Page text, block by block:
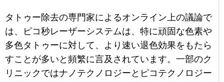
タトゥー除去の専門家によるオンライン上の議論で
は、ピコ秒レーザーシステムは、特に頑固な色素や
多色タトゥーに対して、より速い退色効果をもたら
すことが多いと頻繁に言及されています。一部のク
リニックではナノテクノロジーとピコテクノロジー